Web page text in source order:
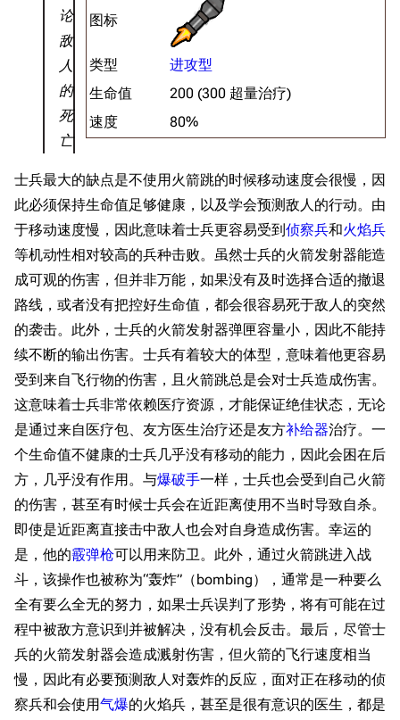
图标
类型
进攻型
生命值
200 (300 超量治疗)
速度
80%
论
敌
人
的
死
亡
士兵最大的缺点是不使用火箭跳的时候移动速度会很慢，因
此必须保持生命值足够健康，以及学会预测敌人的行动。由
于移动速度慢，因此意味着士兵更容易受到侦察兵和火焰兵
等机动性相对较高的兵种击败。虽然士兵的火箭发射器能造
成可观的伤害，但并非万能，如果没有及时选择合适的撤退
路线，或者没有把控好生命值，都会很容易死于敌人的突然
的袭击。此外，士兵的火箭发射器弹匣容量小，因此不能持
续不断的输出伤害。士兵有着较大的体型，意味着他更容易
受到来自飞行物的伤害，且火箭跳总是会对士兵造成伤害。
这意味着士兵非常依赖医疗资源，才能保证绝佳状态，无论
是通过来自医疗包、友方医生治疗还是友方补给器治疗。一
个生命值不健康的士兵几乎没有移动的能力，因此会困在后
方，几乎没有作用。与爆破手一样，士兵也会受到自己火箭
的伤害，甚至有时候士兵会在近距离使用不当时导致自杀。
即使是近距离直接击中敌人也会对自身造成伤害。幸运的
是，他的霰弹枪可以用来防卫。此外，通过火箭跳进入战
斗，该操作也被称为“轰炸”（bombing），通常是一种要么
全有要么全无的努力，如果士兵误判了形势，将有可能在过
程中被敌方意识到并被解决，没有机会反击。最后，尽管士
兵的火箭发射器会造成溅射伤害，但火箭的飞行速度相当
慢，因此有必要预测敌人对轰炸的反应，面对正在移动的侦
察兵和会使用气爆的火焰兵，甚至是很有意识的医生，都是